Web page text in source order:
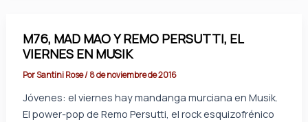
M76, MAD MAO Y REMO PERSUTTI, EL
VIERNES EN MUSIK
PorSantini Rose/8 de noviembre de 2016
Jóvenes: el viernes hay mandanga murciana en Musik.
El power-pop de Remo Persutti, el rock esquizofrénico